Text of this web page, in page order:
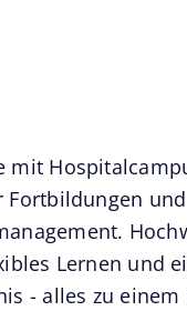
mit
Fortbildungen und
Lernen und
- alles zu